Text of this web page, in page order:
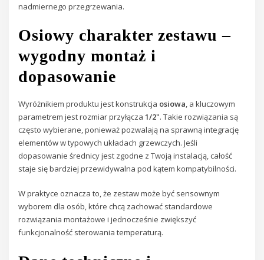
nadmiernego przegrzewania.
Osiowy charakter zestawu –
wygodny montaż i
dopasowanie
Wyróżnikiem produktu jest konstrukcja osiowa, a kluczowym
parametrem jest rozmiar przyłącza1/2". Takie rozwiązania są
często wybierane, ponieważ pozwalają na sprawną integrację
elementów w typowych układach grzewczych. Jeśli
dopasowanie średnicy jest zgodne z Twoją instalacją, całość
staje się bardziej przewidywalna pod kątem kompatybilności.
W praktyce oznacza to, że zestaw może być sensownym
wyborem dla osób, które chcą zachować standardowe
rozwiązania montażowe i jednocześnie zwiększyć
funkcjonalność sterowania temperaturą.